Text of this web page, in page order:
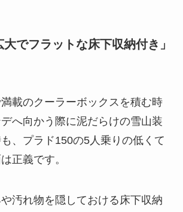
でフラットな床下収納付き」
載のクーラーボックスを積む時
へ向かう際に泥だらけの雪山装
、プラド150の5人乗りの低くて
正義です。
汚れ物を隠しておける床下収納